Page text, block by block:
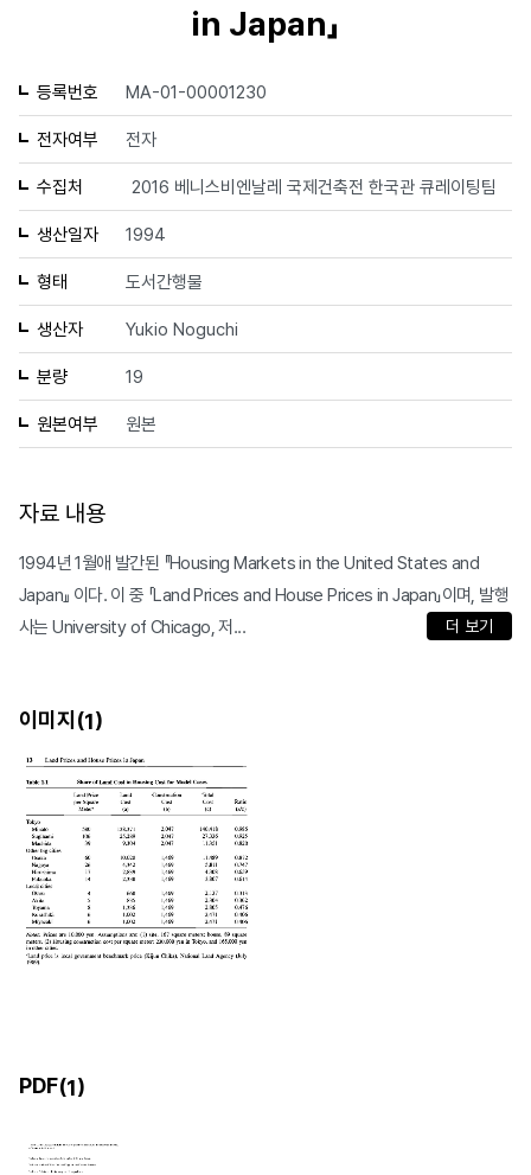
in Japan」
등록번호 MA-01-00001230
전자여부 전자
수집처 2016 베니스비엔날레 국제건축전 한국관 큐레이팅팀
생산일자 1994
형태 도서간행물
생산자 Yukio Noguchi
분량 19
원본여부 원본
자료 내용
1994년 1월애 발간된 『Housing Markets in the United States and
Japan』 이다. 이 중 「Land Prices and House Prices in Japan」이며, 발행
사는 University of Chicago, 저...
더 보기
이미지(1)
PDF(1)